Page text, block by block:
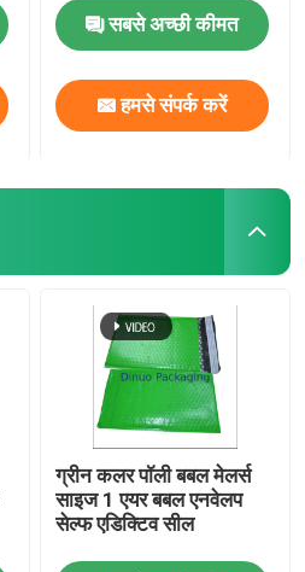
सबसे अच्छी कीमत
हमसे संपर्क करें
ग्रीन कलर पॉली बबल मेलर्स
साइज 1 एयर बबल एनवेलप
सेल्फ एडिक्टिव सील